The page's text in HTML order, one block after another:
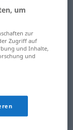
um
zur
Zugriff auf
und Inhalte,
und